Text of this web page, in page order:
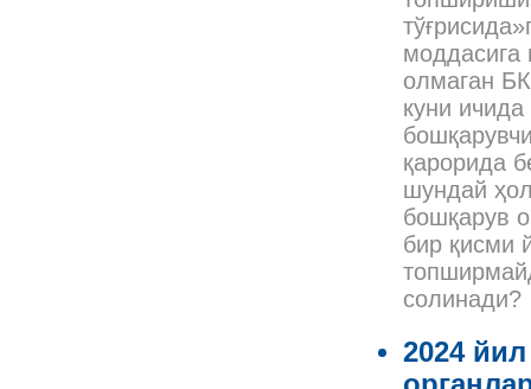
моддасига
олмаган
куни
қарорида
шундай
бошқарув
бир қисми
солинади?
2024